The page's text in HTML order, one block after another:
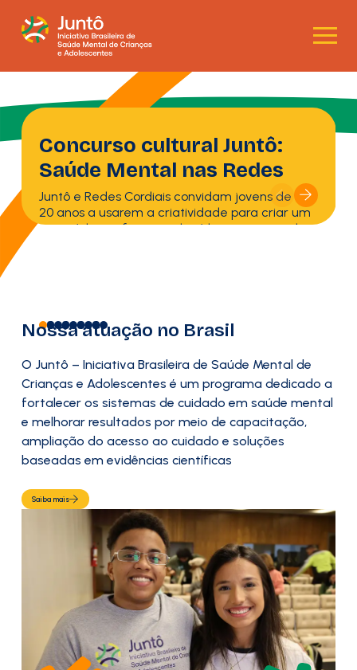
Concurso cultural Juntô:
Saúde Mental nas Redes
Juntô e Redes Cordiais convidam jovens de 16 a
20 anos a usarem a criatividade para criar um
conteúdo em formato de vídeos curtos — do
Nossa atuação no Brasil
O Juntô – Iniciativa Brasileira de Saúde Mental de
Crianças e Adolescentes é um programa dedicado a
fortalecer os sistemas de cuidado em saúde mental
e melhorar resultados por meio de capacitação,
ampliação do acesso ao cuidado e soluções
baseadas em evidências científicas
Saiba mais